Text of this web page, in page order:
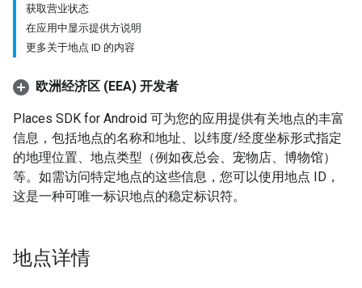
获取营业状态
在应用中显示提供方说明
更多关于地点 ID 的内容
欧洲经济区 (EEA) 开发者
Places SDK for Android 可为您的应用提供有关地点的丰富
信息，包括地点的名称和地址、以纬度/经度坐标形式指定
的地理位置、地点类型（例如夜总会、宠物店、博物馆）
等。如需访问特定地点的这些信息，您可以使用地点 ID，
这是一种可唯一标识地点的稳定标识符。
地点详情